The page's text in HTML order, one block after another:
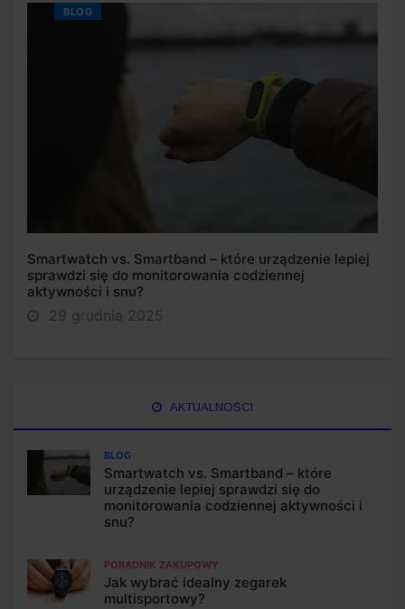
BLOG
Smartwatch vs. Smartband – które urządzenie lepiej
sprawdzi się do monitorowania codziennej
aktywności i snu?
29 grudnia 2025
AKTUALNOŚCI
BLOG
Smartwatch vs. Smartband – które
urządzenie lepiej sprawdzi się do
monitorowania codziennej aktywności i
snu?
PORADNIK ZAKUPOWY
Jak wybrać idealny zegarek
multisportowy?